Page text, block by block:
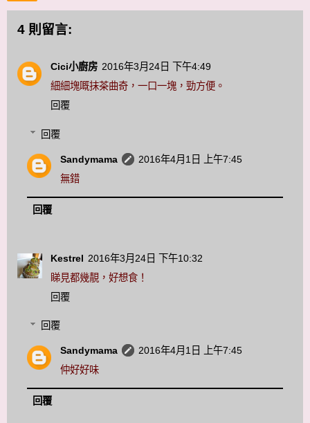
4 則留言:
Cici小廚房 2016年3月24日 下午4:49
細細塊嘅抹茶曲奇，一口一塊，勁方便。
回覆
回覆
Sandymama
2016年4月1日 上午7:45
無錯
回覆
Kestrel 2016年3月24日 下午10:32
睇見都幾靚，好想食！
回覆
回覆
Sandymama
2016年4月1日 上午7:45
仲好好味
回覆